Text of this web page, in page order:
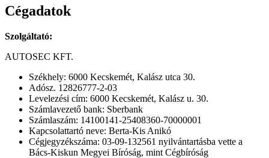
Cégadatok
Szolgáltató:
AUTOSEC KFT.
Székhely: 6000 Kecskemét, Kalász utca 30.
Adósz. 12826777-2-03
Levelezési cím: 6000 Kecskemét, Kalász u. 30.
Számlavezető bank: Sberbank
Számlaszám: 14100141-25408360-70000001
Kapcsolattartó neve: Berta-Kis Anikó
Cégjegyzékszáma: 03-09-132561 nyilvántartásba vette a
Bács-Kiskun Megyei Bíróság, mint Cégbíróság